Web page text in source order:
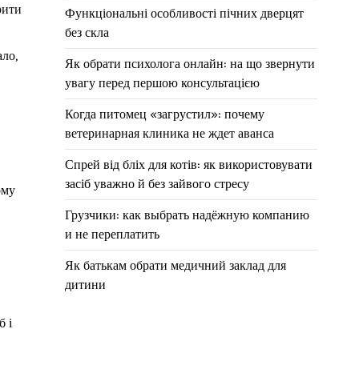
і
Функціональні особливості пічних дверцят
без скла
Як обрати психолога онлайн: на що звернути
увагу перед першою консультацією
Когда питомец «загрустил»: почему
ветеринарная клиника не ждет аванса
Спрей від бліх для котів: як використовувати
засіб уважно й без зайвого стресу
Грузчики: как выбрать надёжную компанию
и не переплатить
Як батькам обрати медичний заклад для
дитини